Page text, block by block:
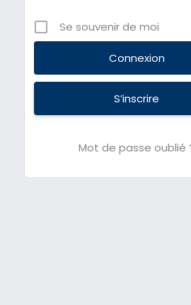
Se souvenir de moi
S’inscrire
Mot de passe oublié